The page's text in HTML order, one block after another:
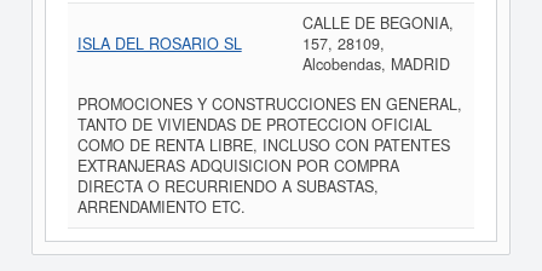
ISLA DEL ROSARIO SL
CALLE DE BEGONIA,
157, 28109,
Alcobendas, MADRID
PROMOCIONES Y CONSTRUCCIONES EN GENERAL,
TANTO DE VIVIENDAS DE PROTECCION OFICIAL
COMO DE RENTA LIBRE, INCLUSO CON PATENTES
EXTRANJERAS ADQUISICION POR COMPRA
DIRECTA O RECURRIENDO A SUBASTAS,
ARRENDAMIENTO ETC.